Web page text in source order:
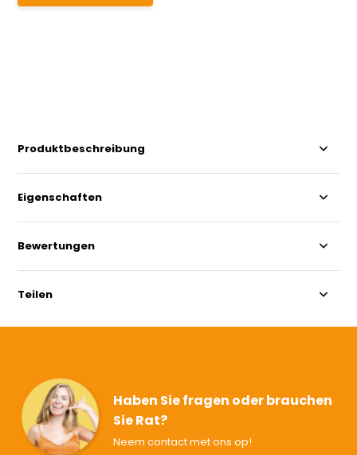
Produktbeschreibung
Eigenschaften
Bewertungen
Teilen
Haben Sie fragen oder brauchen
Sie Rat?
Neem contact met ons op!